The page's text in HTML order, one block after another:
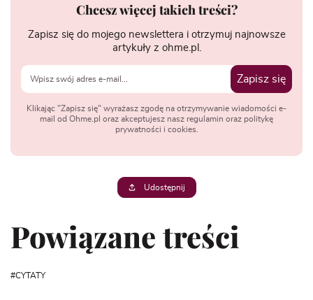
Chcesz więcej takich treści?
Zapisz się do mojego newslettera i otrzymuj najnowsze
artykuły z ohme.pl.
Zapisz się
Klikając "Zapisz się" wyrażasz zgodę na otrzymywanie wiadomości e-
mail od Ohme.pl oraz akceptujesz nasz regulamin oraz politykę
prywatności i cookies.
Udostępnij
Powiązane treści
CYTATY